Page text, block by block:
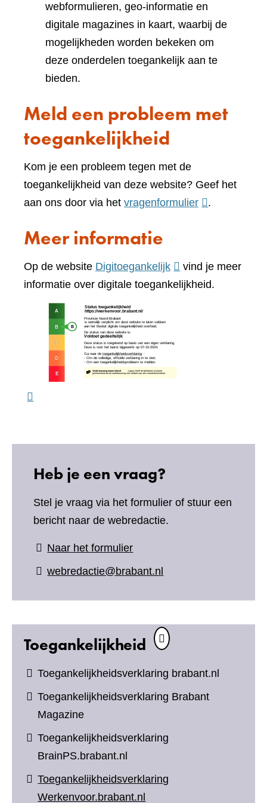
webformulieren, geo-informatie en
digitale magazines in kaart, waarbij de
mogelijkheden worden bekeken om
deze onderdelen toegankelijk aan te
bieden.
Meld een probleem met
toegankelijkheid
Kom je een probleem tegen met de
toegankelijkheid van deze website? Geef het
aan ons door via het vragenformulier(verwijst
website)
.
Meer informatie
Op de website Digitoegankelijk(verwijst
naar
vind je meer
informatie over digitale toegankelijkheid.
Heb je een vraag?
Stel je vraag via het formulier of stuur een
bericht naar de webredactie.
Naar het formulier(verwijst
naar
andere
webredactie@brabant.nl
Toegankelijkheid
Toegankelijkheidsverklaring brabant.nl
Toegankelijkheidsverklaring Brabant
Magazine
Toegankelijkheidsverklaring
BrainPS.brabant.nl
Toegankelijkheidsverklaring
Werkenvoor.brabant.nl